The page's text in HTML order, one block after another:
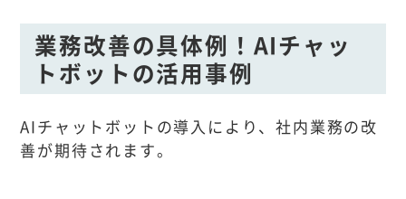
業務改善の具体例！AIチャッ
トボットの活用事例
AIチャットボットの導入により、社内業務の改
善が期待されます。